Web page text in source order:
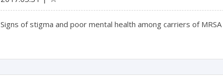
Signs of stigma and poor mental health among carriers of MRSA